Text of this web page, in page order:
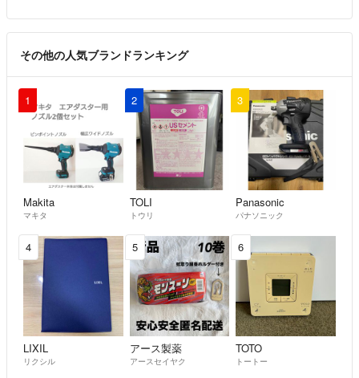
その他の人気ブランドランキング
1
Makita
マキタ
2
TOLI
トウリ
3
Panasonic
パナソニック
4
LIXIL
リクシル
5
アース製薬
アースセイヤク
6
TOTO
トートー